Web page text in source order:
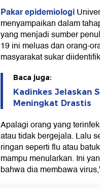
Pakar epidemiologi
menyampaikan dalam
yang menjadi sumber
19 ini meluas dan orang-
masyarakat sukar
Baca juga:
Kadinkes Jelaskan
Meningkat Drastis
Apalagi orang yang
atau tidak bergejala. Lalu
ringan seperti flu atau
mampu menularkan. Ini
bahwa dia membawa